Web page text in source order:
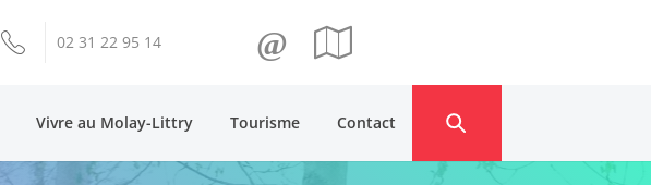
02 31 22 95 14 @
Vivre au Molay-Littry Tourisme Contact